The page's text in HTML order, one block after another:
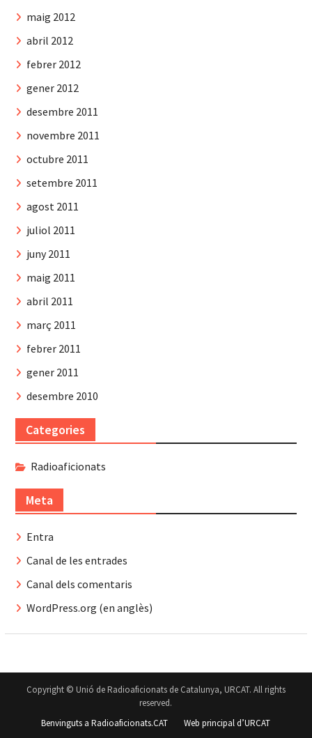
maig 2012
abril 2012
febrer 2012
gener 2012
desembre 2011
novembre 2011
octubre 2011
setembre 2011
agost 2011
juliol 2011
juny 2011
maig 2011
abril 2011
març 2011
febrer 2011
gener 2011
desembre 2010
Categories
Radioaficionats
Meta
Entra
Canal de les entrades
Canal dels comentaris
WordPress.org (en anglès)
Copyright © Unió de Radioaficionats de Catalunya, URCAT. All rights
reserved.
Benvinguts a Radioaficionats.CAT
Web principal d’URCAT